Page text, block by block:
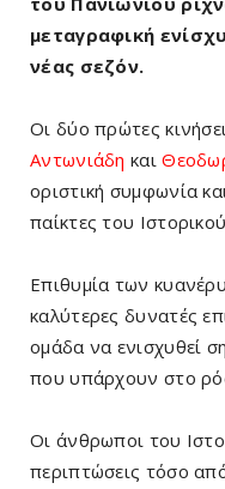
μεταγραφική
νέας σεζόν.
Οι δύο πρώτες
Αντωνιάδη και
οριστική συμφωνία
παίκτες του
Επιθυμία των
καλύτερες δυνατές
ομάδα να ενισχυθεί
που υπάρχουν στο
Οι άνθρωποι του
περιπτώσεις τόσο